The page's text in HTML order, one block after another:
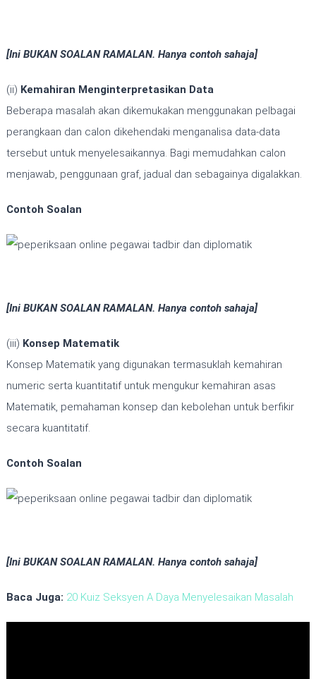
[Ini BUKAN SOALAN RAMALAN. Hanya contoh sahaja]
(ii) Kemahiran Menginterpretasikan Data
Beberapa masalah akan dikemukakan menggunakan pelbagai
perangkaan dan calon dikehendaki menganalisa data-data
tersebut untuk menyelesaikannya. Bagi memudahkan calon
menjawab, penggunaan graf, jadual dan sebagainya digalakkan.
Contoh Soalan
[Ini BUKAN SOALAN RAMALAN. Hanya contoh sahaja]
(iii) Konsep Matematik
Konsep Matematik yang digunakan termasuklah kemahiran
numeric serta kuantitatif untuk mengukur kemahiran asas
Matematik, pemahaman konsep dan kebolehan untuk berfikir
secara kuantitatif.
Contoh Soalan
[Ini BUKAN SOALAN RAMALAN. Hanya contoh sahaja]
Baca Juga: 20 Kuiz Seksyen A Daya Menyelesaikan Masalah